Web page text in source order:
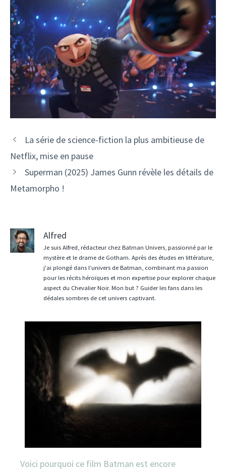
La série de science-fiction la plus ambitieuse de
Netflix, mise en pause
Superman (2025) James Gunn révèle les détails de
Metamorpho !
Alfred
Je suis Alfred, rédacteur chez Batman Univers, passionné par le
mystère et le drame de Gotham. Après des études en littérature,
j'ai plongé dans l’univers de Batman, combinant ma passion
pour les récits héroïques et mon expertise pour explorer chaque
aspect du Chevalier Noir. Mon but ? Guider les fans dans les
dédales sombres de cet univers captivant.
Voici pourquoi ce film Batman est encore